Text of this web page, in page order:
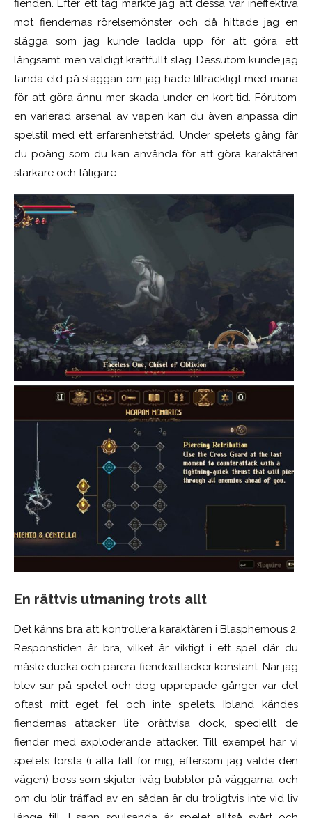
fienden. Efter ett tag märkte jag att dessa var ineffektiva
mot fiendernas rörelsemönster och då hittade jag en
slägga som jag kunde ladda upp för att göra ett
långsamt, men väldigt kraftfullt slag. Dessutom kunde jag
tända eld på släggan om jag hade tillräckligt med mana
för att göra ännu mer skada under en kort tid. Förutom
en varierad arsenal av vapen kan du även anpassa din
spelstil med ett erfarenhetsträd. Under spelets gång får
du poäng som du kan använda för att göra karaktären
starkare och tåligare.
En rättvis utmaning trots allt
Det känns bra att kontrollera karaktären i Blasphemous 2.
Responstiden är bra, vilket är viktigt i ett spel där du
måste ducka ochparera fiendeattacker konstant. När jag
blev sur på spelet och dog upprepade gånger var det
oftast mitt eget fel och inte spelets. Ibland kändes
fiendernas attacker lite orättvisa dock, speciellt de
fiender med exploderande attacker. Till exempel har vi
spelets första (i alla fall för mig, eftersom jag valde den
vägen) boss som skjuter iväg bubblor på väggarna, och
om du blir träffad av en sådan är du troligtvis inte vid liv